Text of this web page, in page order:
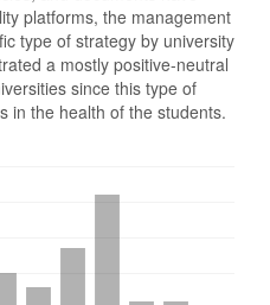
platforms, the management
type of strategy by university
a mostly positive-neutral
since this type of
in the health of the students.